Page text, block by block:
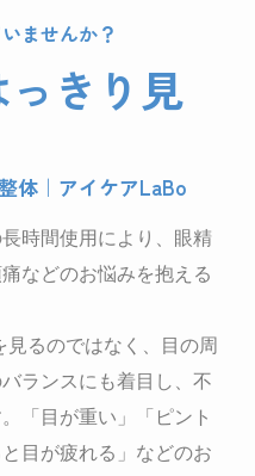
ませんか？
きり見
体｜アイケアLaBo
時間使用により、眼精
などのお悩みを抱える
るのではなく、目の周
ランスにも着目し、不
「目が重い」「ピント
目が疲れる」などのお